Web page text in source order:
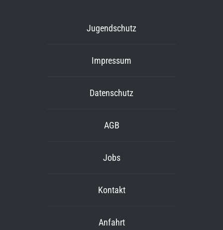
Jugendschutz
Impressum
Datenschutz
AGB
Jobs
Kontakt
Anfahrt